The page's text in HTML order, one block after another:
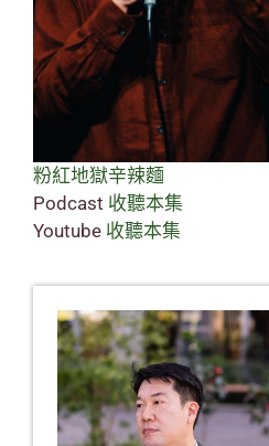
粉紅地獄辛辣麵
Podcast 收聽本集
Youtube 收聽本集